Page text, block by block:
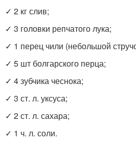
✓ 2 кг слив;
✓ 3 головки репчатого лука;
✓ 1 перец чили (небольшой
✓ 5 шт болгарского перца;
✓ 4 зубчика чеснока;
✓ 3 ст. л. уксуса;
✓ 2 ст. л. сахара;
✓ 1 ч. л. соли.